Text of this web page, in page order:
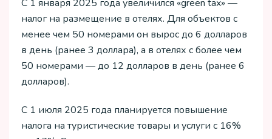
С 1 января 2025 года увеличился «green tax» —
налог на размещение в отелях. Для объектов с
менее чем 50 номерами он вырос до 6 долларов
в день (ранее 3 доллара), а в отелях с более чем
50 номерами — до 12 долларов в день (ранее 6
долларов).
С 1 июля 2025 года планируется повышение
налога на туристические товары и услуги с 16%